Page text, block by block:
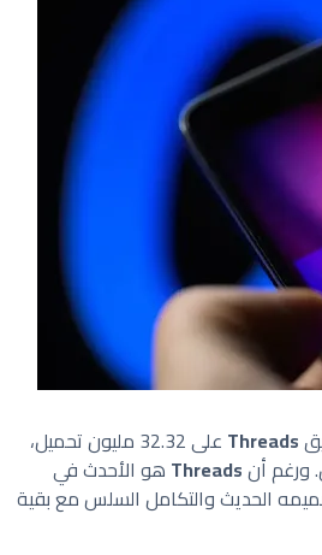
Threads
على 32.32 مليون تحميل،
Threads هو الأحدث في
الحديث والتكامل السلس مع بقية